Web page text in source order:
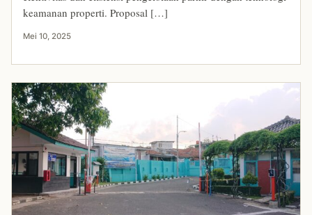
keamanan properti. Proposal […]
Mei 10, 2025